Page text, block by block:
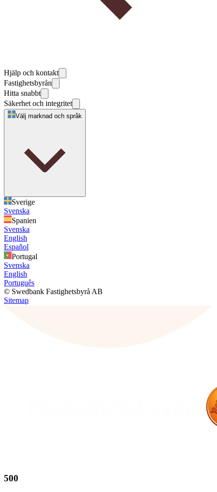
Hjälp och kontakt
Fastighetsbyrån
Hitta snabbt
Säkerhet och integritet
Välj marknad och språk
Sverige
Svenska
Spanien
Svenska
English
Español
Portugal
Svenska
English
Português
© Swedbank Fastighetsbyrå AB
Sitemap
500